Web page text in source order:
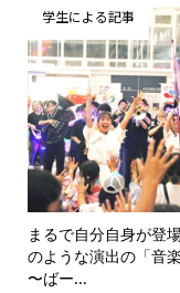
学生による記事
まるで自分自身が登
のような演出の「音楽
〜ばー...